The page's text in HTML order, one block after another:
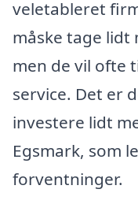
veletableret
måske tage lidt
men de vil ofte
service. Det er
investere lidt
Egsmark, som
forventninger.